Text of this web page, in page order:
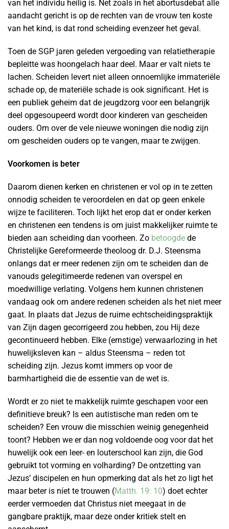
van het individu heilig is. Net zoals in het abortusdebat alle
aandacht gericht is op de rechten van de vrouw ten koste
van het kind, is dat rond scheiding evenzeer het geval.
Toen de SGP jaren geleden vergoeding van relatietherapie
bepleitte was hoongelach haar deel. Maar er valt niets te
lachen. Scheiden levert niet alleen onnoemlijke immateriële
schade op, de materiële schade is ook significant. Het is
een publiek geheim dat de jeugdzorg voor een belangrijk
deel opgesoupeerd wordt door kinderen van gescheiden
ouders. Om over de vele nieuwe woningen die nodig zijn
om gescheiden ouders op te vangen, maar te zwijgen.
Voorkomen is beter
Daarom dienen kerken en christenen er vol op in te zetten
onnodig scheiden te veroordelen en dat op geen enkele
wijze te faciliteren. Toch lijkt het erop dat er onder kerken
en christenen een tendens is om juist makkelijker ruimte te
bieden aan scheiding dan voorheen. Zo betoogde de
Christelijke Gereformeerde theoloog dr. D.J. Steensma
onlangs dat er meer redenen zijn om te scheiden dan de
vanouds gelegitimeerde redenen van overspel en
moedwillige verlating. Volgens hem kunnen christenen
vandaag ook om andere redenen scheiden als het niet meer
gaat. In plaats dat Jezus de ruime echtscheidingspraktijk
van Zijn dagen gecorrigeerd zou hebben, zou Hij deze
gecontinueerd hebben. Elke (ernstige) verwaarlozing in het
huwelijksleven kan – aldus Steensma – reden tot
scheiding zijn. Jezus komt immers op voor de
barmhartigheid die de essentie van de wet is.
Wordt er zo niet te makkelijk ruimte geschapen voor een
definitieve breuk? Is een autistische man reden om te
scheiden? Een vrouw die misschien weinig genegenheid
toont? Hebben we er dan nog voldoende oog voor dat het
huwelijk ook een leer- en louterschool kan zijn, die God
gebruikt tot vorming en volharding? De ontzetting van
Jezus’ discipelen en hun opmerking dat als het zo ligt het
maar beter is níet te trouwen (Matth. 19: 10) doet echter
eerder vermoeden dat Christus niet meegaat in de
gangbare praktijk, maar deze onder kritiek stelt en